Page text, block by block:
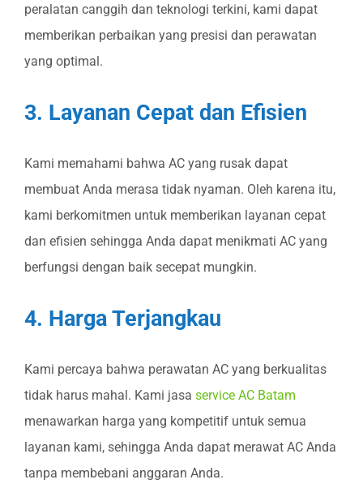
peralatan canggih dan teknologi terkini, kami dapat
memberikan perbaikan yang presisi dan perawatan
yang optimal.
3. Layanan Cepat dan Efisien
Kami memahami bahwa AC yang rusak dapat
membuat Anda merasa tidak nyaman. Oleh karena itu,
kami berkomitmen untuk memberikan layanan cepat
dan efisien sehingga Anda dapat menikmati AC yang
berfungsi dengan baik secepat mungkin.
4. Harga Terjangkau
Kami percaya bahwa perawatan AC yang berkualitas
tidak harus mahal. Kami jasa service AC Batam
menawarkan harga yang kompetitif untuk semua
layanan kami, sehingga Anda dapat merawat AC Anda
tanpa membebani anggaran Anda.